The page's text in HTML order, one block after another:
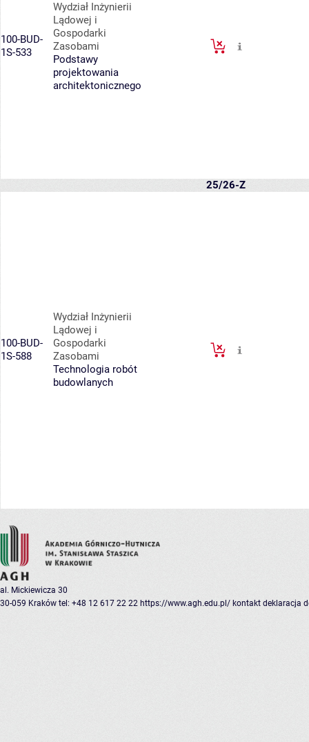
100-BUD-
1S-533
Wydział Inżynierii
Lądowej i
Gospodarki
Zasobami
Podstawy
projektowania
architektonicznego
25/26-Z
100-BUD-
1S-588
Wydział Inżynierii
Lądowej i
Gospodarki
Zasobami
Technologia robót
budowlanych
al. Mickiewicza 30
30-059 Kraków tel: +48 12 617 22 22 https://www.agh.edu.pl/ kontakt deklaracja